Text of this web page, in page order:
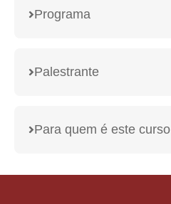
Programa
Palestrante
Para quem é este curso